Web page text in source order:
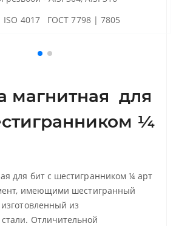
4017 ГОСТ 7798 | 7805
магнитная для
¼
для бит с шестигранником ¼ арт
имеющими шестигранный
из
Отличительной